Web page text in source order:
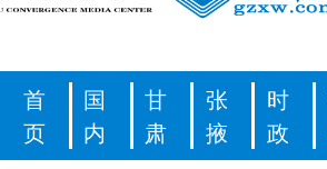
首
页
国
内
甘
肃
张
掖
时
政